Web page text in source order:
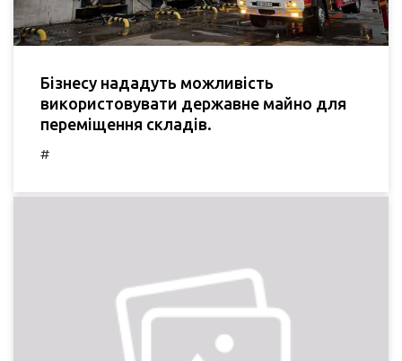
Бізнесу нададуть можливість
використовувати державне майно для
переміщення складів.
#